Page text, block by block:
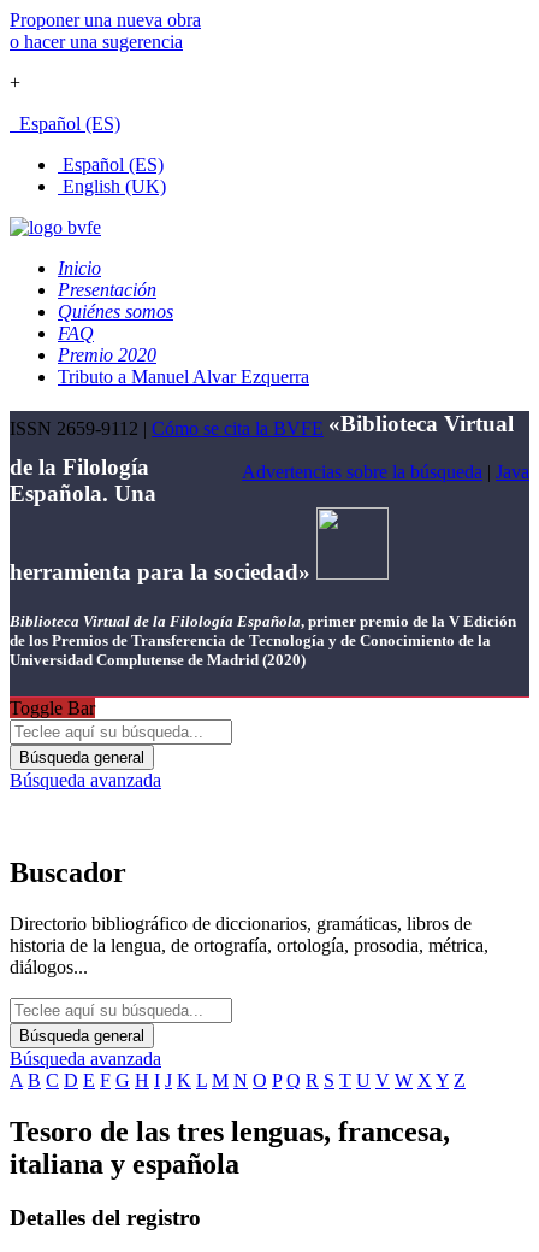
Proponer una nueva obra
o hacer una sugerencia
+
Español (ES)
Español (ES)
English (UK)
Inicio
Presentación
Quiénes somos
FAQ
Premio 2020
Tributo a Manuel Alvar Ezquerra
ISSN 2659-9112 | Cómo se cita la BVFE
Advertencias sobre la búsqueda | Java
«Biblioteca Virtual
de la Filología
Española. Una
herramienta para la sociedad»
Biblioteca Virtual de la Filología Española, primer premio de la V Edición
de los Premios de Transferencia de Tecnología y de Conocimiento de la
Universidad Complutense de Madrid (2020)
Toggle Bar
Búsqueda general
Búsqueda avanzada
Buscador
Directorio bibliográfico de diccionarios, gramáticas, libros de
historia de la lengua, de ortografía, ortología, prosodia, métrica,
diálogos...
Búsqueda general
Búsqueda avanzada
A B C D E F G H I J K L M N O P Q R S T U V W X Y Z
Tesoro de las tres lenguas, francesa,
italiana y española
Detalles del registro